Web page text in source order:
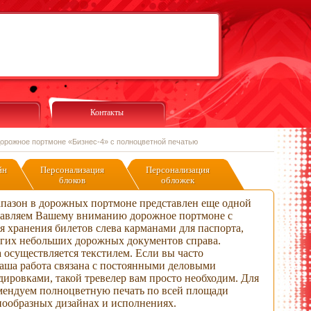
Контакты
портмоне «Бизнес-4» с полноцветной печатью
Персонализация
блоков
Персонализация
обложек
в дорожных портмоне представлен еще одной
Вашему вниманию дорожное портмоне с
билетов слева карманами для паспорта,
небольших дорожных документов справа.
текстилем. Если вы часто
работа связана с постоянными деловыми
такой тревелер вам просто необходим. Для
полноцветную печать по всей площади
дизайнах и исполнениях.